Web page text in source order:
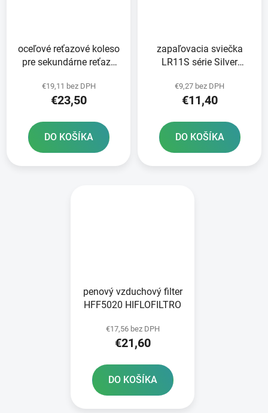
oceľové reťazové koleso
pre sekundárne reťaze
zubov
€19,11 bez DPH
€23,50
DO KOŠÍKA
zapaľovacia sviečka
LR11S série Silver
republika
€9,27 bez DPH
€11,40
DO KOŠÍKA
penový vzduchový filter
HFF5020 HIFLOFILTRO
€17,56 bez DPH
€21,60
DO KOŠÍKA